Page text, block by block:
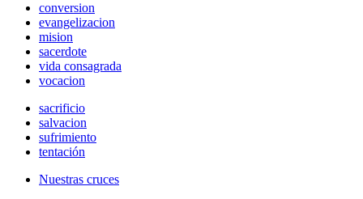
conversion
evangelizacion
mision
sacerdote
vida consagrada
vocacion
sacrificio
salvacion
sufrimiento
tentación
Nuestras cruces